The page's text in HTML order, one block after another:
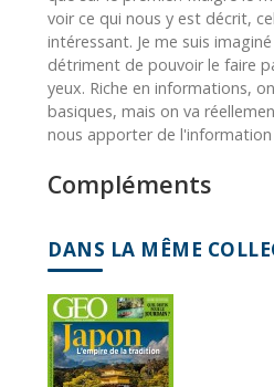
voir ce qui nous y est décrit,
intéressant. Je me suis
détriment de pouvoir le faire
yeux. Riche en informations,
basiques, mais on va
nous apporter de
Compléments
DANS LA MÊME